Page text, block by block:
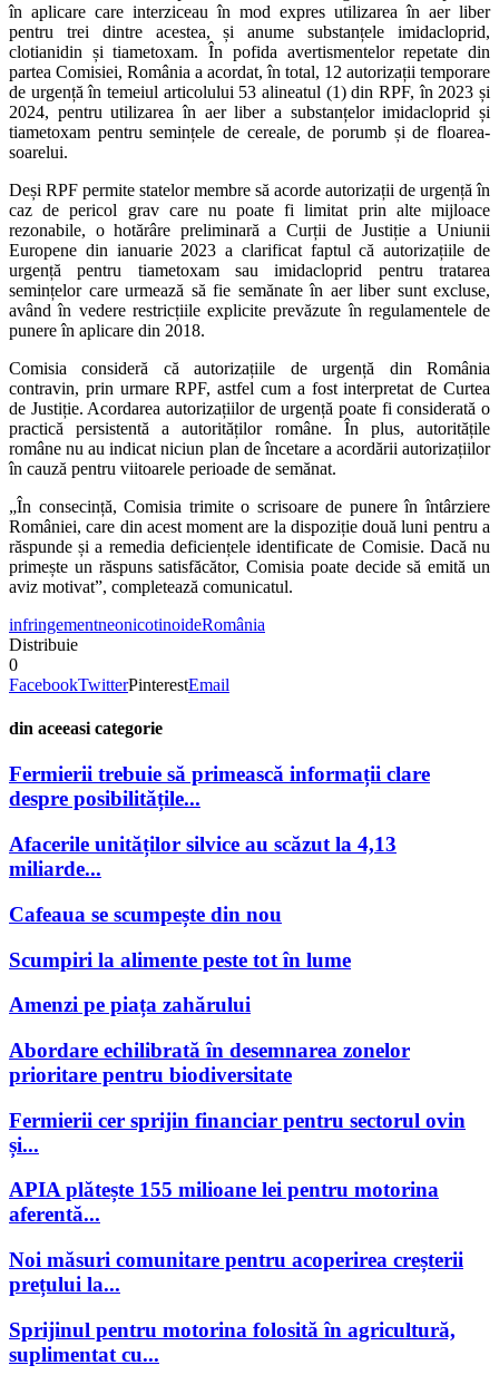
în aplicare care interziceau în mod expres utilizarea în aer liber
pentru trei dintre acestea, și anume substanțele imidacloprid,
clotianidin și tiametoxam. În pofida avertismentelor repetate din
partea Comisiei, România a acordat, în total, 12 autorizații temporare
de urgență în temeiul articolului 53 alineatul (1) din RPF, în 2023 și
2024, pentru utilizarea în aer liber a substanțelor imidacloprid și
tiametoxam pentru semințele de cereale, de porumb și de floarea-
soarelui.
Deși RPF permite statelor membre să acorde autorizații de urgență în
caz de pericol grav care nu poate fi limitat prin alte mijloace
rezonabile, o hotărâre preliminară a Curții de Justiție a Uniunii
Europene din ianuarie 2023 a clarificat faptul că autorizațiile de
urgență pentru tiametoxam sau imidacloprid pentru tratarea
semințelor care urmează să fie semănate în aer liber sunt excluse,
având în vedere restricțiile explicite prevăzute în regulamentele de
punere în aplicare din 2018.
Comisia consideră că autorizațiile de urgență din România
contravin, prin urmare RPF, astfel cum a fost interpretat de Curtea
de Justiție. Acordarea autorizațiilor de urgență poate fi considerată o
practică persistentă a autorităților române. În plus, autoritățile
române nu au indicat niciun plan de încetare a acordării autorizațiilor
în cauză pentru viitoarele perioade de semănat.
„În consecință, Comisia trimite o scrisoare de punere în întârziere
României, care din acest moment are la dispoziție două luni pentru a
răspunde și a remedia deficiențele identificate de Comisie. Dacă nu
primește un răspuns satisfăcător, Comisia poate decide să emită un
aviz motivat”, completează comunicatul.
infringementneonicotinoideRomânia
Distribuie
0
FacebookTwitterPinterestEmail
din aceeasi categorie
Fermierii trebuie să primească informații clare
despre posibilitățile...
Afacerile unităților silvice au scăzut la 4,13
miliarde...
Cafeaua se scumpește din nou
Scumpiri la alimente peste tot în lume
Amenzi pe piața zahărului
Abordare echilibrată în desemnarea zonelor
prioritare pentru biodiversitate
Fermierii cer sprijin financiar pentru sectorul ovin
și...
APIA plătește 155 milioane lei pentru motorina
aferentă...
Noi măsuri comunitare pentru acoperirea creșterii
prețului la...
Sprijinul pentru motorina folosită în agricultură,
suplimentat cu...